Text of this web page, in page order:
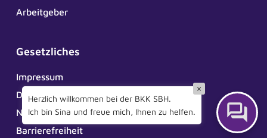
Arbeitgeber
Gesetzliches
Impressum
Datenschutz
Nutzungsbedingungen ePA
Barrierefreiheit
Herzlich willkommen bei der BKK SBH.
Ich bin Sina und freue mich, Ihnen zu helfen.
×